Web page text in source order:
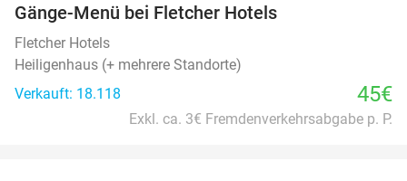
Gänge-Menü bei Fletcher Hotels
Fletcher Hotels
Heiligenhaus (+ mehrere Standorte)
Verkauft: 18.118
45€
Exkl. ca. 3€ Fremdenverkehrsabgabe p. P.